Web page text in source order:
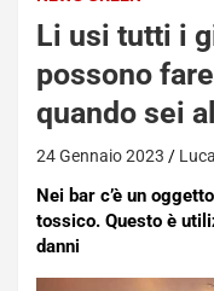
Li usi tutti i
possono
quando sei
24 Gennaio 2023
Nei bar c’è un
tossico. Questo è
danni